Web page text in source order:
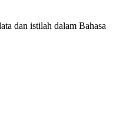
dan istilah dalam Bahasa